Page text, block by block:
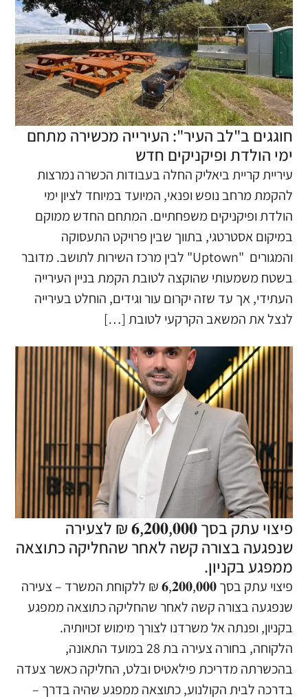
חוגגים ב"לב העיר": העירייה מכשירה מתחם
ימי הולדת ופיקניקים חדש
עיריית קריית ביאליק החלה בעבודות הכשרה נמרצות
להקמת מרחב נופש ופנאי, המיועד במיוחד לציון ימי
הולדת ופיקניקים משפחתיים. המתחם החדש ממוקם
במיקום אסטרטגי, בתווך שבין פרויקט התעסוקה
והמגורים "Uptown" לבין מרכז השירות לתושב. מדובר
בשטח משמעותי שהוקצה לטובת הקמת בניין העירייה
העתידי, אך עד שזה יקרום עור וגידים, הוחלט בעירייה
לנצל את המשאב הקרקעי לטובת […]
פיצוי עתק בסך 𝟔,𝟐𝟎𝟎,𝟎𝟎𝟎 ₪ לצעירה
שנפגעה בצורה קשה לאחר שהחליקה כתוצאה
ממפגע בקניון.
פיצוי עתק בסך 𝟔,𝟐𝟎𝟎,𝟎𝟎𝟎 ₪ ללקוחת המשרד – צעירה
שנפגעה בצורה קשה לאחר שהחליקה כתוצאה ממפגע
בקניון, ופנתה אל משרדנו לצורך מימוש זכויותיה.
הלקוחה, בחורה צעירה בת 28 במועד התאונה,
בהכשרתה מדריכת פילאטיס ובלט, החליקה כאשר צעדה
בדרכה לבית הקולנוע, כתוצאה ממפגע שהיה בדרך –